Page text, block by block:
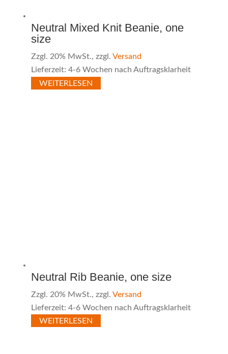
Neutral Mixed Knit Beanie, one
size
Zzgl. 20% MwSt., zzgl. Versand
Lieferzeit: 4-6 Wochen nach Auftragsklarheit
WEITERLESEN
Neutral Rib Beanie, one size
Zzgl. 20% MwSt., zzgl. Versand
Lieferzeit: 4-6 Wochen nach Auftragsklarheit
WEITERLESEN